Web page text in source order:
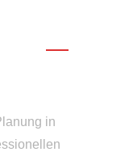
in